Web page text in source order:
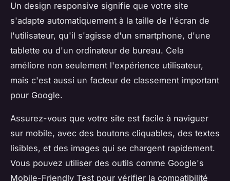
Un design responsive signifie que votre site
s'adapte automatiquement à la taille de l'écran de
l'utilisateur, qu'il s'agisse d'un smartphone, d'une
tablette ou d'un ordinateur de bureau. Cela
améliore non seulement l'expérience utilisateur,
mais c'est aussi un facteur de classement important
pour Google.
Assurez-vous que votre site est facile à naviguer
sur mobile, avec des boutons cliquables, des textes
lisibles, et des images qui se chargent rapidement.
Vous pouvez utiliser des outils comme Google's
Mobile-Friendly Test pour vérifier la compatibilité